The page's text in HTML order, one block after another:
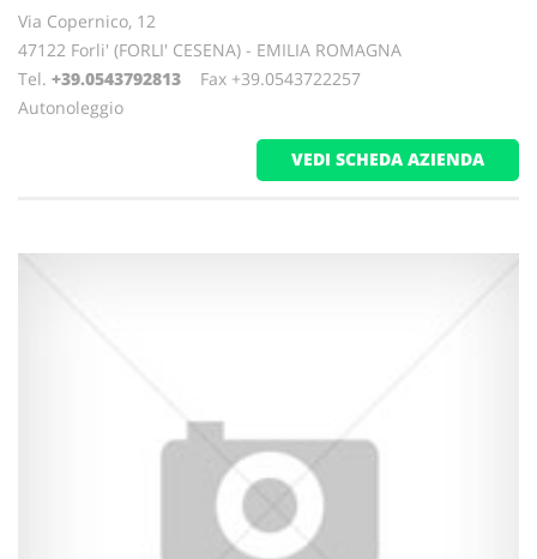
Via Copernico, 12
47122 Forli' (FORLI' CESENA) - EMILIA ROMAGNA
Tel. +39.0543792813 Fax +39.0543722257
Autonoleggio
VEDI SCHEDA AZIENDA